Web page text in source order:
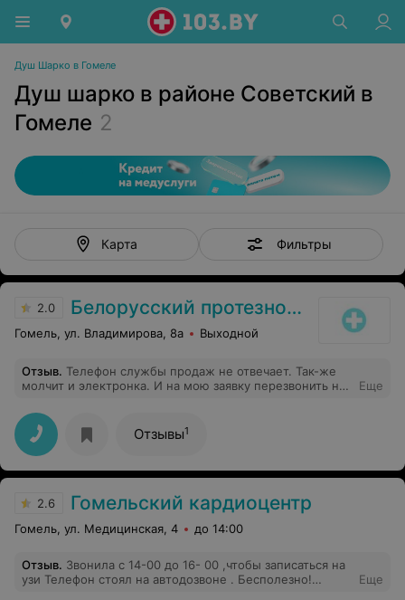
Душ Шарко в Гомеле
Душ шарко в районе Советский в
Гомеле 2
Карта Фильтры
2.0 Белорусский протезно-ортопедический восстановительный центр
Гомель, ул. Владимирова, 8а Выходной
Отзыв. Телефон службы продаж не отвечает. Так-же
молчит и электронка. И на мою заявку перезвонить на
создавали?
Еще
Отзывы1
2.6 Гомельский кардиоцентр
Гомель, ул. Медицинская, 4 до 14:00
Отзыв. Звонила с 14-00 до 16- 00 ,чтобы записаться на
узи Телефон стоял на автодозвоне . Бесполезно!
Еще